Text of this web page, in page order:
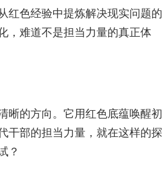
红色经验中提炼解决现实问题的
，难道不是担当力量的真正体
晰的方向。它用红色底蕴唤醒初
干部的担当力量，就在这样的探
？